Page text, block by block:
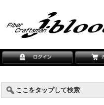
ここをタップして検索